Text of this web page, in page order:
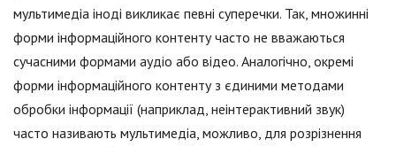
мультимедіа іноді викликає певні суперечки. Так, множинні
форми інформаційного контенту часто не вважаються
сучасними формами аудіо або відео. Аналогічно, окремі
форми інформаційного контенту з єдиними методами
обробки інформації (наприклад, неінтерактивний звук)
часто називають мультимедіа, можливо, для розрізнення